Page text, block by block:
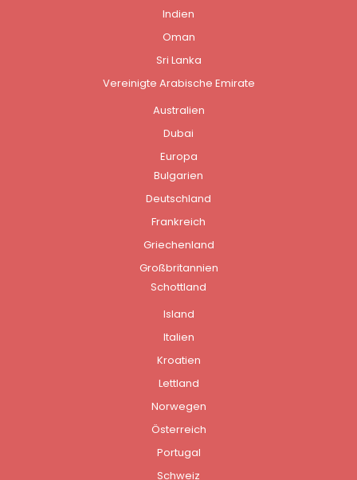
Indien
Oman
Sri Lanka
Vereinigte Arabische Emirate
Australien
Dubai
Europa
Bulgarien
Deutschland
Frankreich
Griechenland
Großbritannien
Schottland
Island
Italien
Kroatien
Lettland
Norwegen
Österreich
Portugal
Schweiz